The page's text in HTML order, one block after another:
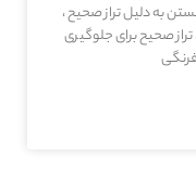
به دلیل تراز صحیح ،
صحیح برای جلوگیری